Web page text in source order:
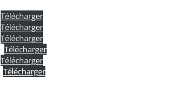
Télécharger
Télécharger
Télécharger
Télécharger
Télécharger
Télécharger